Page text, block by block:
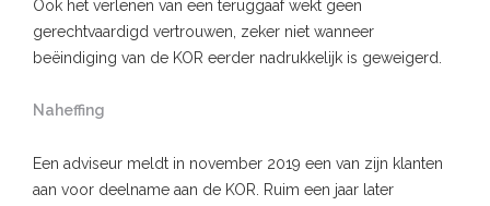
Ook het verlenen van een teruggaaf wekt geen
gerechtvaardigd vertrouwen, zeker niet wanneer
beëindiging van de KOR eerder nadrukkelijk is geweigerd.
Naheffing
Een adviseur meldt in november 2019 een van zijn klanten
aan voor deelname aan de KOR. Ruim een jaar later